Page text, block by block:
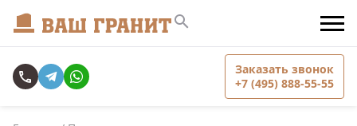
Заказать звонок
+7 (495) 888-55-55